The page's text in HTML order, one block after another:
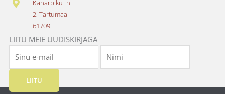
Kanarbiku tn
2, Tartumaa
61709
LIITU MEIE UUDISKIRJAGA
LIITU